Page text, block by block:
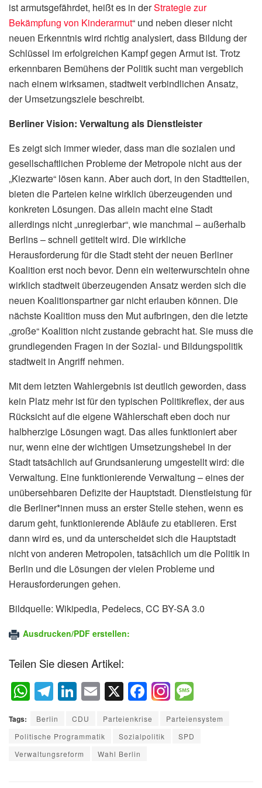
ist armutsgefährdet, heißt es in derStrategie zur
Bekämpfung von Kinderarmut“ und neben dieser nicht
neuen Erkenntnis wird richtig analysiert, dass Bildung der
Schlüssel im erfolgreichen Kampf gegen Armut ist. Trotz
erkennbaren Bemühens der Politik sucht man vergeblich
nach einem wirksamen, stadtweit verbindlichen Ansatz,
der Umsetzungsziele beschreibt.
Berliner Vision: Verwaltung als Dienstleister
Es zeigt sich immer wieder, dass man die sozialen und
gesellschaftlichen Probleme der Metropole nicht aus der
„Kiezwarte“ lösen kann. Aber auch dort, in den Stadtteilen,
bieten die Parteien keine wirklich überzeugenden und
konkreten Lösungen. Das allein macht eine Stadt
allerdings nicht „unregierbar“, wie manchmal – außerhalb
Berlins – schnell getitelt wird. Die wirkliche
Herausforderung für die Stadt steht der neuen Berliner
Koalition erst noch bevor. Denn ein weiterwurschteln ohne
wirklich stadtweit überzeugenden Ansatz werden sich die
neuen Koalitionspartner gar nicht erlauben können. Die
nächste Koalition muss den Mut aufbringen, den die letzte
„große“ Koalition nicht zustande gebracht hat. Sie muss die
grundlegenden Fragen in der Sozial- und Bildungspolitik
stadtweit in Angriff nehmen.
Mit dem letzten Wahlergebnis ist deutlich geworden, dass
kein Platz mehr ist für den typischen Politikreflex, der aus
Rücksicht auf die eigene Wählerschaft eben doch nur
halbherzige Lösungen wagt. Das alles funktioniert aber
nur, wenn eine der wichtigen Umsetzungshebel in der
Stadt tatsächlich auf Grundsanierung umgestellt wird: die
Verwaltung. Eine funktionierende Verwaltung – eines der
unübersehbaren Defizite der Hauptstadt. Dienstleistung für
die Berliner*innen muss an erster Stelle stehen, wenn es
darum geht, funktionierende Abläufe zu etablieren. Erst
dann wird es, und da unterscheidet sich die Hauptstadt
nicht von anderen Metropolen, tatsächlich um die Politik in
Berlin und die Lösungen der vielen Probleme und
Herausforderungen gehen.
Bildquelle: Wikipedia, Pedelecs, CC BY-SA 3.0
Ausdrucken/PDF erstellen:
Teilen Sie diesen Artikel:
W
h
at
s
A
T
el
e
gr
a
Li
n
k
e
dI
E
m
ail
X F
a
c
e
ss
Tags: Berlin CDU Parteienkrise
Parteiensystem
Politische Programmatik
Sozialpolitik
SPD
Verwaltungsreform
Wahl Berlin